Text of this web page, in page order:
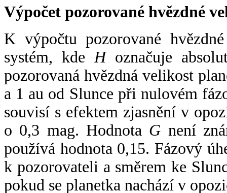
Výpočet pozorované hvězdné
K výpočtu pozorované
systém, kde Hoznačuje
pozorovaná hvězdná velikost
a 1 au od Slunce při nulovém
souvisí s efektem zjasnění v
o 0,3 mag. Hodnota G není
používá hodnota 0,15. Fázový
k pozorovateli a směrem ke
pokud se planetka nachází v